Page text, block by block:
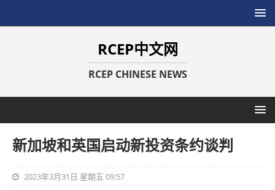
RCEP中文网
RCEP CHINESE NEWS
新加坡和英国启动新投资条约谈判
2023年3月31日 星期五 09:57